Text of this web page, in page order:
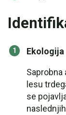
Ekologija
Saprobna
lesu
se